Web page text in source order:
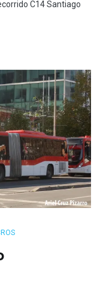
C14 Santiago